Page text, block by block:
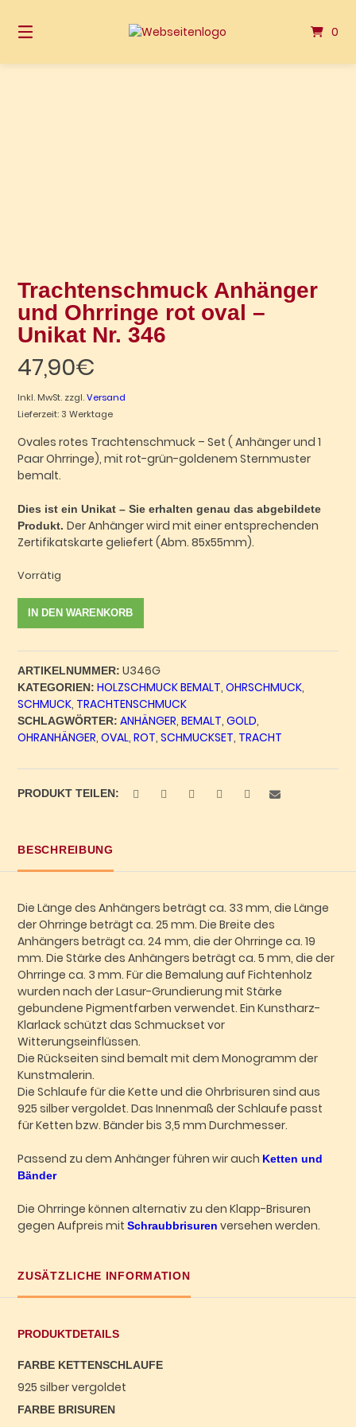
zum
0
Trachtenschmuck Anhänger
und Ohrringe rot oval –
Unikat Nr. 346
47,90€
Inkl. MwSt. zzgl.Versand
Lieferzeit: 3 Werktage
Ovales rotes Trachtenschmuck – Set ( Anhänger und 1
Paar Ohrringe), mit rot-grün-goldenem Sternmuster
bemalt.
Dies ist ein Unikat – Sie erhalten genau das abgebildete
Produkt.Der Anhänger wird mit einer entsprechenden
Zertifikatskarte geliefert (Abm. 85x55mm).
Vorrätig
Trachtenschmuck
Ohrringe
rot
oval
-
Unikat
Nr.
Menge
IN DEN WARENKORB
ARTIKELNUMMER: U346G
KATEGORIEN: HOLZSCHMUCK BEMALT,OHRSCHMUCK,
SCHMUCK, TRACHTENSCHMUCK
SCHLAGWÖRTER: ANHÄNGER,BEMALT,GOLD,
OHRANHÄNGER,OVAL,ROT,SCHMUCKSET, TRACHT
PRODUKT TEILEN:
BESCHREIBUNG
Die Länge des Anhängers beträgt ca. 33 mm, die Länge
der Ohrringe beträgt ca. 25 mm. Die Breite des
Anhängers beträgt ca. 24 mm, die der Ohrringe ca. 19
mm. Die Stärke des Anhängers beträgt ca. 5 mm, die der
Ohrringe ca. 3 mm. Für die Bemalung auf Fichtenholz
wurden nach der Lasur-Grundierung mit Stärke
gebundene Pigmentfarben verwendet. Ein Kunstharz-
Klarlack schützt das Schmuckset vor
Witterungseinflüssen.
Die Rückseiten sind bemalt mit dem Monogramm der
Kunstmalerin.
Die Schlaufe für die Kette und die Ohrbrisuren sind aus
925 silber vergoldet. Das Innenmaß der Schlaufe passt
für Ketten bzw. Bänder bis 3,5 mm Durchmesser.
Passend zu dem Anhänger führen wir auch Ketten und
Bänder
Die Ohrringe können alternativ zu den Klapp-Brisuren
gegen Aufpreis mitSchraubbrisuren versehen werden.
ZUSÄTZLICHE INFORMATION
PRODUKTDETAILS
FARBE KETTENSCHLAUFE
925 silber vergoldet
FARBE BRISUREN